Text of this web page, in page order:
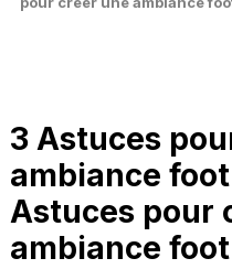
3 Astuces
ambiance
Astuces pour
ambiance